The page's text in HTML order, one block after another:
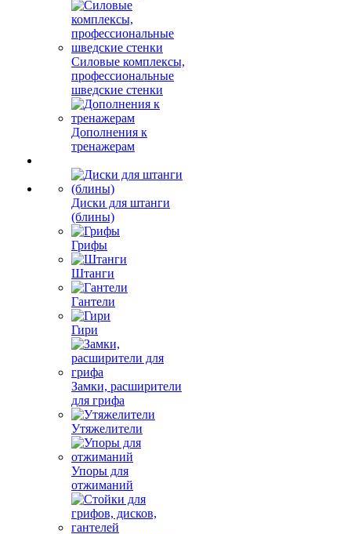
Силовые комплексы,
профессиональные
шведские стенки
Дополнения к
тренажерам
Диски для штанги
(блины)
Грифы
Штанги
Гантели
Гири
Замки, расширители
для грифа
Утяжелители
Упоры для
отжиманий